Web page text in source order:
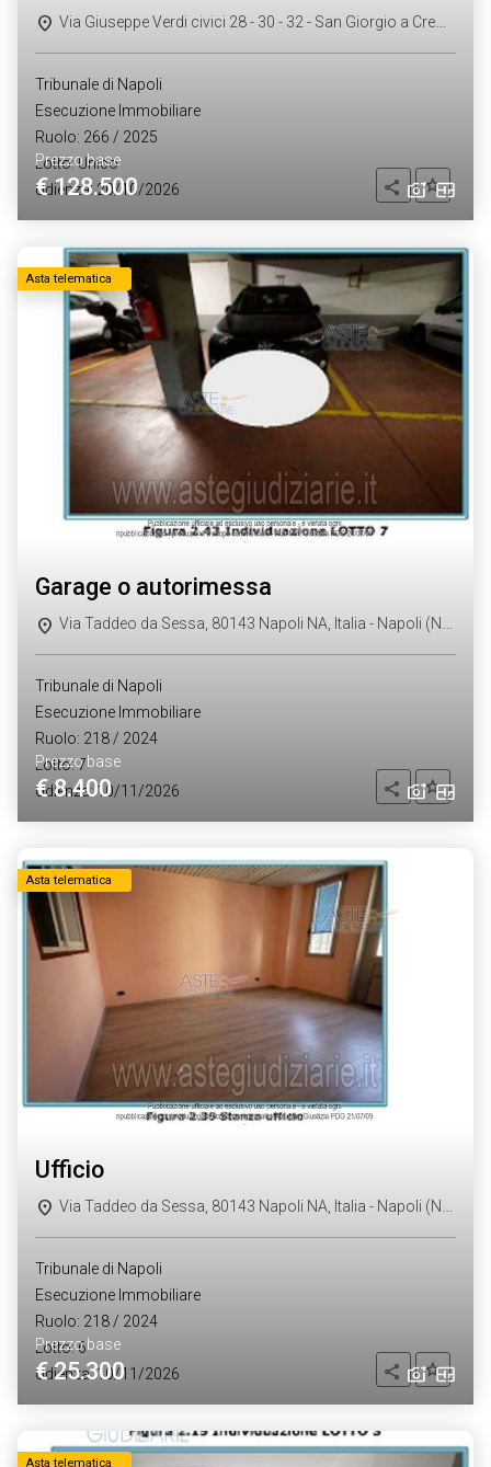
Prezzo base
€ 128.500
Via Giuseppe Verdi civici 28 - 30 - 32 - San Giorgio a Cremano (NA)
Tribunale di Napoli
Esecuzione Immobiliare
Ruolo: 266 / 2025
Lotto: Unico
Udienza: 20/10/2026
Condividi
Asta telematica
Prezzo base
€ 8.400
garage o autorimessa
Via Taddeo da Sessa, 80143 Napoli NA, Italia - Napoli (NA)
Tribunale di Napoli
Esecuzione Immobiliare
Ruolo: 218 / 2024
Lotto: 7
Udienza: 10/11/2026
Condividi
Asta telematica
Prezzo base
€ 25.300
ufficio
Via Taddeo da Sessa, 80143 Napoli NA, Italia - Napoli (NA)
Tribunale di Napoli
Esecuzione Immobiliare
Ruolo: 218 / 2024
Lotto: 6
Udienza: 10/11/2026
Condividi
Asta telematica